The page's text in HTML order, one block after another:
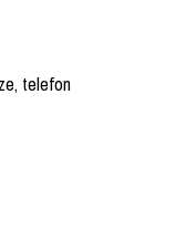
telefon